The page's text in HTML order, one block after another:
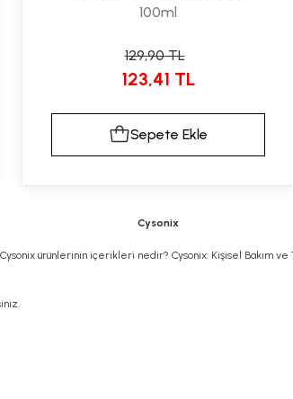
100ml
129,90 TL
123,41 TL
Sepete Ekle
Cysonix
ürünlerinin içerikleri nedir? Cysonix: Kişisel Bakım ve